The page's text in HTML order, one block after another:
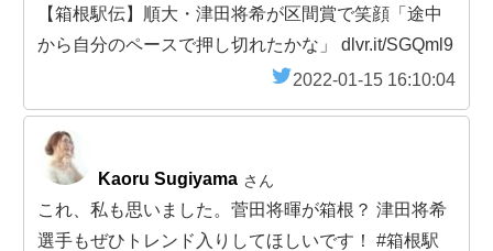
【箱根駅伝】順大・津田将希が区間賞で笑顔「途中
から自分のペースで押し切れたかな」 dlvr.it/SGQml9
2022-01-15 16:10:04
Kaoru Sugiyama さん
これ、私も思いました。菅田将暉が箱根？ 津田将希
選手もぜひトレンド入りしてほしいです！ #箱根駅